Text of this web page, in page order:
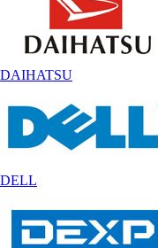
DAIHATSU
DELL